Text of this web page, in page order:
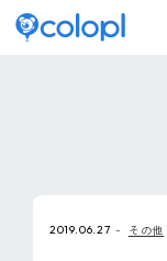
2019.06.27 その他